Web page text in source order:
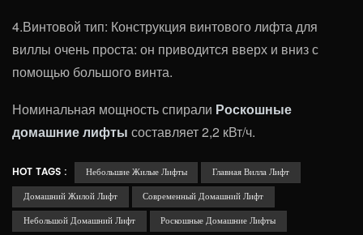
4.Винтовой тип: Конструкция винтового лифта для
виллы очень проста: он приводится вверх и вниз с
помощью большого винта.
Номинальная мощность спирали Роскошные
домашние лифты составляет 2,2 кВт/ч.
HOT TAGS : Небольшие Жилые Лифты
Главная Вилла Лифт
Домашний Жилой Лифт
Современный Домашний Лифт
Небольшой Домашний Лифт
Роскошные Домашние Лифты